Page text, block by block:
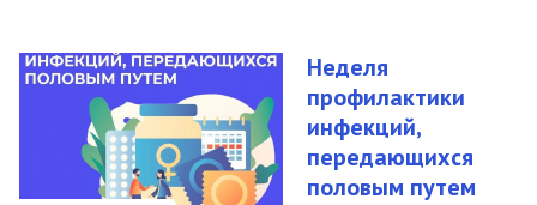
Неделя
профилактики
инфекций,
передающихся
половым путем